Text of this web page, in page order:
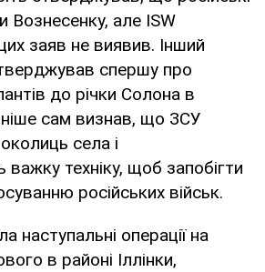
Вознесенку, але ISW
заяв не виявив. Інший
спершу про
до річки Солона в
сам визнав, що ЗСУ
села і
техніку, щоб запобігти
російських військ.
наступальні операції на
в районі Іллінки,